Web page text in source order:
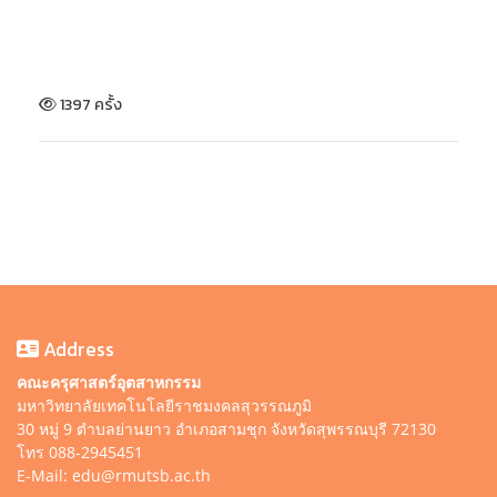
1397 ครั้ง
Address
คณะครุศาสตร์อุตสาหกรรม
มหาวิทยาลัยเทคโนโลยีราชมงคลสุวรรณภูมิ
30 หมู่ 9 ตำบลย่านยาว อำเภอสามชุก จังหวัดสุพรรณบุรี 72130
โทร 088-2945451
E-Mail: edu@rmutsb.ac.th